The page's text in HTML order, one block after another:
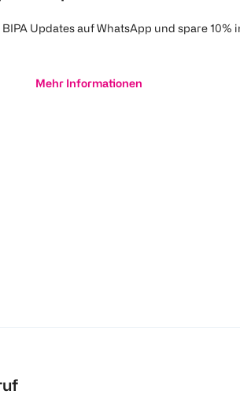
Updates auf WhatsApp und spare 10%
Mehr Informationen